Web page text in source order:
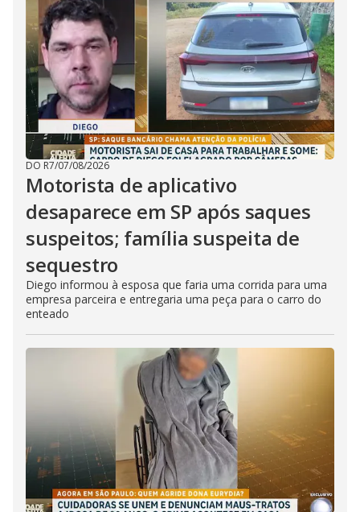
DO R7/07/08/2026
Motorista de aplicativo
desaparece em SP após saques
suspeitos; família suspeita de
sequestro
Diego informou à esposa que faria uma corrida para uma
empresa parceira e entregaria uma peça para o carro do
enteado